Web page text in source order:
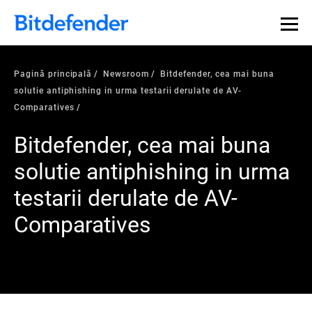
Pagină principală Newsroom
Bitdefender, cea mai buna
solutie antiphishing in urma testarii derulate de AV-
Comparatives
Bitdefender, cea mai buna
solutie antiphishing in urma
testarii derulate de AV-
Comparatives